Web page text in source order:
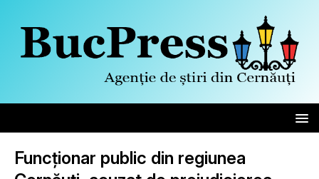
Funcționar public din regiunea